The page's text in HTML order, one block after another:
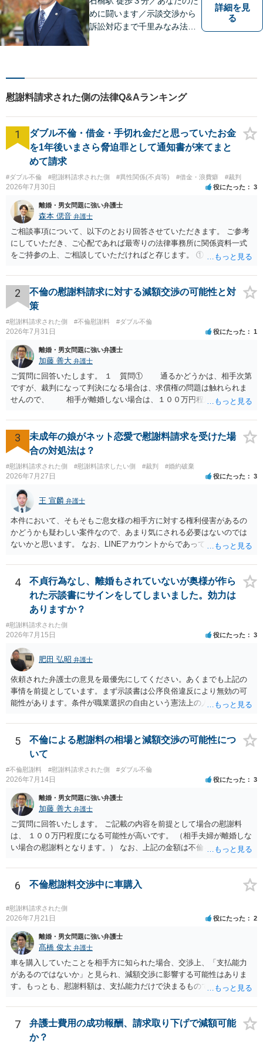
めに闘います／示談交渉から
訴訟対応まで千里みなみ法律
詳細を見
る
慰謝料請求された側の法律Q&Aランキング
1
ダブル不倫・借金・手切れ金だと思っていたお金
を1年後いまさら脅迫罪として通知書が来てまと
めて請求
#ダブル不倫 #慰謝料請求された側 #異性関係(不貞等) #借金・浪費癖 #裁判
2026年7月30日 役にたった 3
離婚・男女問題に強い弁護士
森本 偲音 弁護士
ご相談事項について、以下のとおり回答させていただきます。 ご参考
にしていただき、ご心配であれば最寄りの法律事務所に関係資料一式
をご持参の上、ご相談していただければと存じます。 ① このLINEの
される可能性はあるのか ⇒LINEを含む１００万円の貸付に至るまでの
やり取り等の経緯、誓約書の内容等を踏まえて、関係を清算するため
の 金銭であったと評価される可能性はあると考えます。 ② 「今後一
切関与しないなら100万円振り込む」というLINEや誓約書は、裁判上
どの程度証拠価値があるのか ⇒前後のやり取りや誓約書の具体的内容
を見ない限り、具体的な判断はできませんが、一定の証拠価値はある
と考えます。 ③ 借用書があっても、後から100万円を貸付扱いに変更
することは認められるのか。 ⇒おそらく１００万円は不当利得（受け
取る正当な権利がないのに利益を取得した）として返還請求されてい
るものかと推察しますので、 貸金返還ではないかと存じます。 ④ 私
は現在、収入も不安定で貯金もなくリボ払い借金が既に約100万あり。
今年に再婚したが主人はお金に厳しい為、一括で220万円を支払う事は
困難 仮に裁判で敗訴した場合でも、分割払いになる可能性はあります
か。 ⇒判決となり敗訴してしまった場合は、強制執行により不動産等
の財産を差し押さえられ、そこから債権回収が図られることになりま
すが、 和解であれば柔軟な解決が可能ですので、その場合は分割払
いにより支払うことも十分可能です。 ⑤ このような事情であれば、私
は120万円のみ和解交渉を続けるべきでしょうか。 ⇒ご相談者様の認
識を前提にすれば、１００万円も含めて返済する必要はないと考えら
れるため、 120万円のみについて交渉を続けることがベターかと存じ
ます。
2
不倫の慰謝料請求に対する減額交渉の可能性と対
策
#慰謝料請求された側 #不倫慰謝料 #ダブル不倫
2026年7月31日 役にたった 1
離婚・男女問題に強い弁護士
加藤 善大 弁護士
ご質問に回答いたします。 １ 質問① 通るかどうかは、相手次第
ですが、裁判になって判決になる場合は、求償権の問題は触れられま
せんので、 相手が離婚しない場合は、１００万円程度となる可能
するデメリットはありますから（経済的、時間的、精神的負担等）、
反対にご自身が、裁判も辞さずという姿勢を示すことで、プラス
に働く可能性は有り得ます。 交渉で解決する多くの場合は、相手
が弁護士に依頼しているケースで、５０万円以下で合意できる場合は
稀であると思います。 通常は、６０万円から８０万円程度になる
ことが多いというのが私の印象です。 ２ 質問② ご記載の内容が
減額を進めるうえでの交渉材料かと思います。 なお、ご自身が離
婚しないことは、交渉材料にはならないかと思いますので、ご注意く
ださい。 また、相手夫婦の婚姻関係が既に破綻していたことや、
相手女性が結婚しているとは知らなかったと主張することもあります
が、 ケースバイケースですので、ご自身の場合にそれらの主張が
できるかはよくお考え下さい。 ３ 質問③ 違約金を５０万円とす
る旨の交渉をすることが妥当かどうかという基準はありません。
公序良俗に反するような金額では、その条項自体が無効になり得ます
が、 ２００万円でも、５０万円でも、公序良俗に反するほど高額
とはいえないと考えますので、 結局は、妥当かどうかというより
も、ご自身が納得できるかどうかという基準でお考えいただくといい
と思います。 そのうえで、合意できるかは、相手も納得できるか
否かにかかってはきますが。 ４ 質問④ ご記載の内容からは判断
できないのですが、 清算条項を記載しないで合意することはリス
クがありますので、むしろ、原則としては、清算条項を記載するべき
であるとお考えいただくといいです。 ご質問に対する回答は以上で
すが、可能であれば、ご依頼になるかは別として、お近くの弁護士に
直接相談されて、 今後の対応についてアドバイス等を求めることを
お勧めいたします。 ご参考にしていただければ幸いです。
3
未成年の娘がネット恋愛で慰謝料請求を受けた場
合の対処法は？
#慰謝料請求された側 #慰謝料請求したい側 #裁判 #婚約破棄
2026年7月27日 役にたった 3
王 宣麟 弁護士
本件において、そもそもご息女様の相手方に対する権利侵害があるの
かどうかも疑わしい案件なので、あまり気にされる必要はないのでは
ないかと思います。 なお、LINEアカウントからであっても、そこに紐
るパターンはありえるものの、本件のような精神的損害が発生したと
明確にいえないような案件において開示がなされる可能性も低いので
はないかと推察します。
4
不貞行為なし、離婚もされていないが奥様が作ら
れた示談書にサインをしてしまいました。効力は
ありますか？
#慰謝料請求された側
2026年7月15日 役にたった 3
肥田 弘昭 弁護士
依頼された弁護士の意見を最優先にしてください。あくまでも上記の
事情を前提としています。まず示談書は公序良俗違反により無効の可
能性があります。条件が職業選択の自由という憲法上の人権を侵害し
可能性もあるかと思います。ご参考にしてください。
5
不倫による慰謝料の相場と減額交渉の可能性につ
いて
#不倫慰謝料 #慰謝料請求された側 #ダブル不倫
2026年7月14日 役にたった 3
離婚・男女問題に強い弁護士
加藤 善大 弁護士
ご質問に回答いたします。 ご記載の内容を前提として場合の慰謝料
は、 １００万円程度になる可能性が高いです。 （相手夫婦が離婚しな
い場合の慰謝料となります。） なお、上記の金額は不倫をした２名が
半額程度の支払を求める、 求償ができることになります。 その求償権
を放棄する場合の慰謝料相場は、６０万円から８０万円程度になるこ
とが多いです。 （相手夫婦が離婚しませんので、減額してでも求償権
を放棄してもらうメリットがあることになります。） ５年後に離婚す
る可能性について、慰謝料額に影響が出る可能性はないと考えます。
最後に、ご依頼になる場合の弁護士費用は、ご依頼になる弁護士によ
り異なりますので、直接ご確認いただくといいですよ。 ご質問に対す
る回答は以上ですが、可能であれば、ご依頼になるかは別にして、お
近くの弁護士に直接相談されて、今後の対応についてアドバイスを求
めることをおすすめいたします。 ご参考にしていただけますと幸いで
す。
6 不倫慰謝料交渉中に車購入
#慰謝料請求された側
2026年7月21日 役にたった 2
離婚・男女問題に強い弁護士
髙橋 俊太 弁護士
車を購入していたことを相手方に知られた場合、交渉上、「支払能力
があるのではないか」と見られ、減額交渉に影響する可能性はありま
す。もっとも、慰謝料額は、支払能力だけで決まるものではなく、不
響、離婚・別居の有無、証拠関係等によって判断されます。 ご記載の
ように、LINEのやり取りと数回の食事のみで性交渉がないのであれ
ば、原則として不貞慰謝料支払義務は否定されます。他方で、性交渉
7
弁護士費用の成功報酬、請求取り下げで減額可能
か？